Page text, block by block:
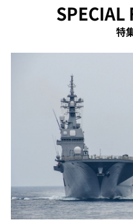
SPECIAL
特